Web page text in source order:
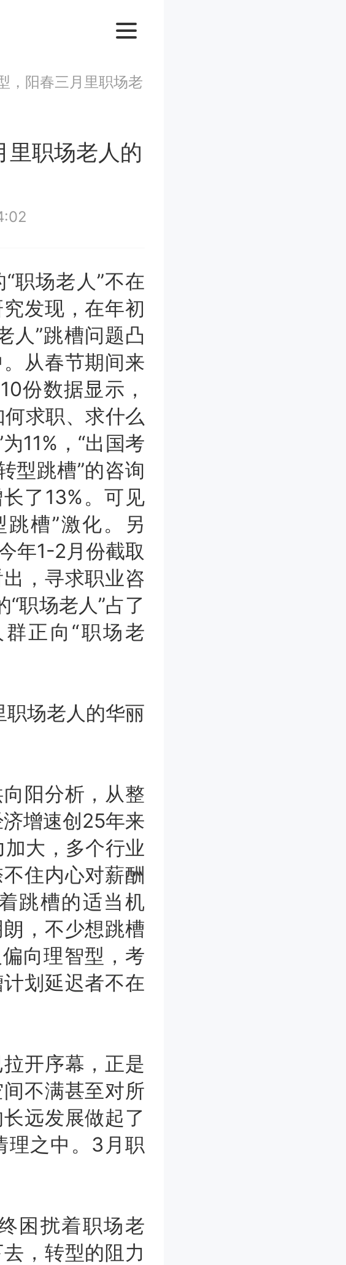
，阳春三月里职场老
里职场老人的
场老人”不在
发现，在年初
人”跳槽问题凸
从春节期间来
份数据显示，
何求职、求什么
11%，“出国考
型跳槽”的咨询
了13%。可见
槽”激化。另
年1-2月份截取
，寻求职业咨
职场老人”占了
正向“职场老
阳分析，从整
增速创25年来
大，多个行业
住内心对薪酬
跳槽的适当机
，不少想跳槽
向理智型，考
划延迟者不在
开序幕，正是
不满甚至对所
远发展做起了
理之中。3月职
困扰着职场老
，转型的阻力